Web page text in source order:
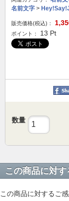
名前文字 >
販売価格(税込)：
ポイント： 13 Pt
数量
この商品に対
この商品に対するご